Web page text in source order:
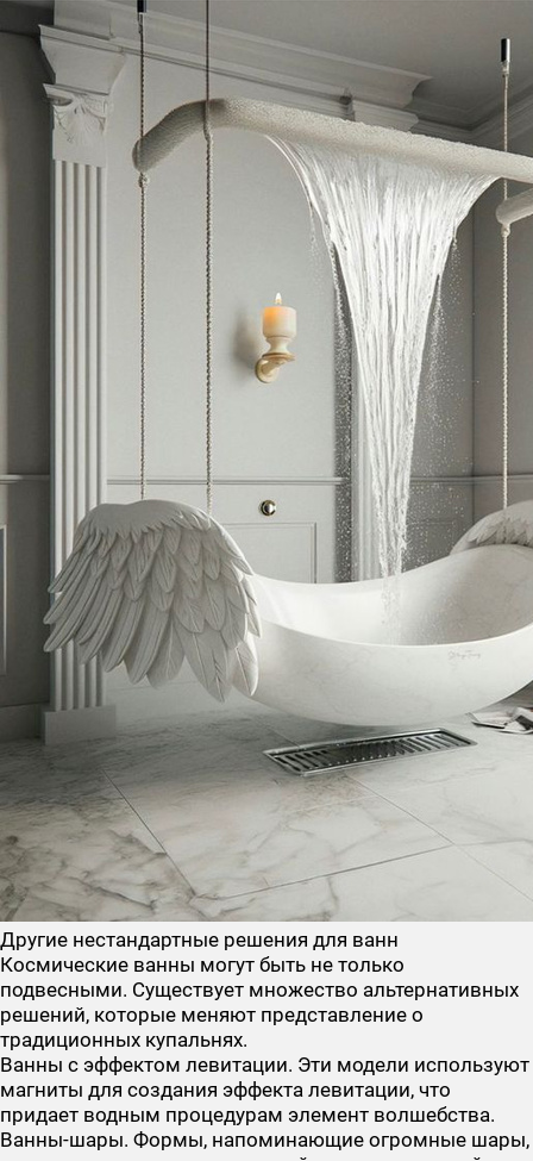
Другие нестандартные решения для ванн
Космические ванны могут быть не только
подвесными. Существует множество альтернативных
решений, которые меняют представление о
традиционных купальнях.
Ванны с эффектом левитации. Эти модели используют
магниты для создания эффекта левитации, что
придает водным процедурам элемент волшебства.
Ванны-шары. Формы, напоминающие огромные шары,